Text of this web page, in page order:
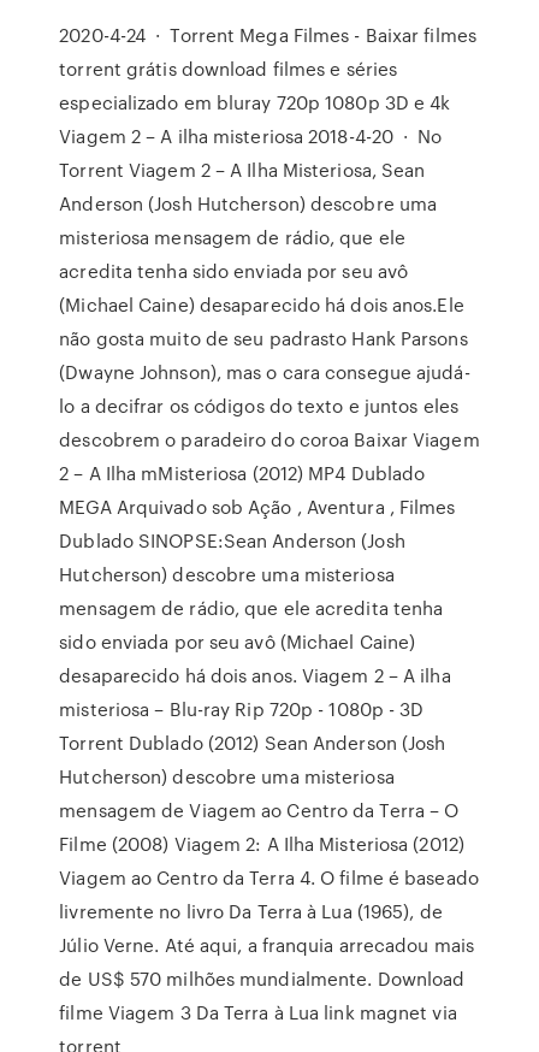
2020-4-24 · Torrent Mega Filmes - Baixar filmes
torrent grátis download filmes e séries
especializado em bluray 720p 1080p 3D e 4k
Viagem 2 – A ilha misteriosa 2018-4-20 · No
Torrent Viagem 2 – A Ilha Misteriosa, Sean
Anderson (Josh Hutcherson) descobre uma
misteriosa mensagem de rádio, que ele
acredita tenha sido enviada por seu avô
(Michael Caine) desaparecido há dois anos.Ele
não gosta muito de seu padrasto Hank Parsons
(Dwayne Johnson), mas o cara consegue ajudá-
lo a decifrar os códigos do texto e juntos eles
descobrem o paradeiro do coroa Baixar Viagem
2 – A Ilha mMisteriosa (2012) MP4 Dublado
MEGA Arquivado sob Ação , Aventura , Filmes
Dublado SINOPSE:Sean Anderson (Josh
Hutcherson) descobre uma misteriosa
mensagem de rádio, que ele acredita tenha
sido enviada por seu avô (Michael Caine)
desaparecido há dois anos. Viagem 2 – A ilha
misteriosa – Blu-ray Rip 720p - 1080p - 3D
Torrent Dublado (2012) Sean Anderson (Josh
Hutcherson) descobre uma misteriosa
mensagem de Viagem ao Centro da Terra – O
Filme (2008) Viagem 2: A Ilha Misteriosa (2012)
Viagem ao Centro da Terra 4. O filme é baseado
livremente no livro Da Terra à Lua (1965), de
Júlio Verne. Até aqui, a franquia arrecadou mais
de US$ 570 milhões mundialmente. Download
filme Viagem 3 Da Terra à Lua link magnet via
torrent